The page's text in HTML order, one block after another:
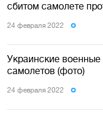
сбитом самолете
24 февраля 2022
Украинские
самолетов (фото)
24 февраля 2022